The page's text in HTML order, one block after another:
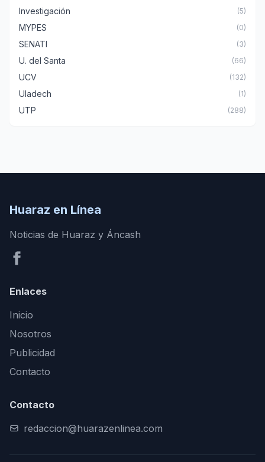
Investigación (5)
MYPES (0)
SENATI (3)
U. del Santa (66)
UCV (132)
Uladech (1)
UTP (288)
Huaraz en Línea
Noticias de Huaraz y Áncash
Enlaces
Inicio
Nosotros
Publicidad
Contacto
Contacto
redaccion@huarazenlinea.com